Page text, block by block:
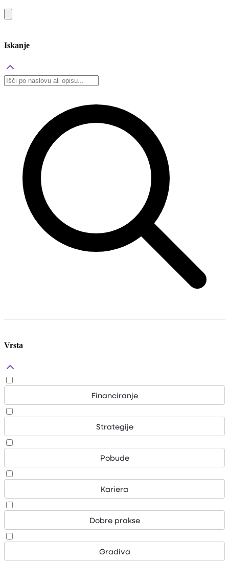
Iskanje
Vrsta
Financiranje
Strategije
Pobude
Kariera
Dobre prakse
Gradiva